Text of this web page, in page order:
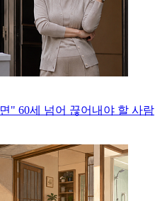
" 60세 넘어 끊어내야 할 사람